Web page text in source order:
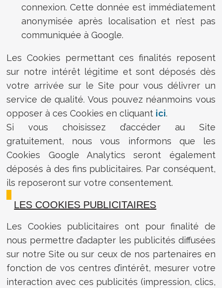
connexion. Cette donnée est immédiatement
anonymisée après localisation et n’est pas
communiquée à Google.
Les Cookies permettant ces finalités reposent
sur notre intérêt légitime et sont déposés dès
votre arrivée sur le Site pour vous délivrer un
service de qualité. Vous pouvez néanmoins vous
opposer à ces Cookies en cliquant ici.
Si vous choisissez d’accéder au Site
gratuitement, nous vous informons que les
Cookies Google Analytics seront également
déposés à des fins publicitaires. Par conséquent,
ils reposeront sur votre consentement.
LES COOKIES PUBLICITAIRES
Les Cookies publicitaires ont pour finalité de
nous permettre d’adapter les publicités diffusées
sur notre Site ou sur ceux de nos partenaires en
fonction de vos centres d’intérêt, mesurer votre
interaction avec ces publicités (impression, clics,